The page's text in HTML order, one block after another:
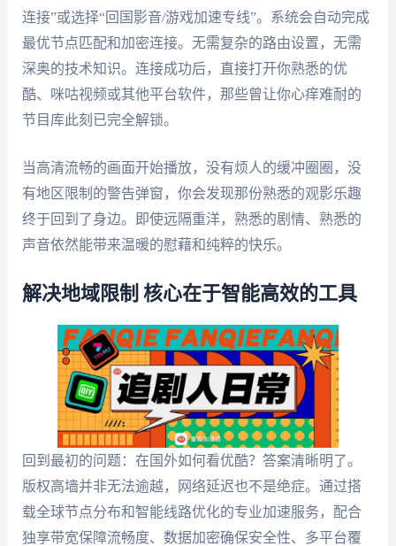
连接”或选择“回国影音/游戏加速专线”。系统会自动完成
最优节点匹配和加密连接。无需复杂的路由设置，无需
深奥的技术知识。连接成功后，直接打开你熟悉的优
酷、咪咕视频或其他平台软件，那些曾让你心痒难耐的
节目库此刻已完全解锁。
当高清流畅的画面开始播放，没有烦人的缓冲圈圈，没
有地区限制的警告弹窗，你会发现那份熟悉的观影乐趣
终于回到了身边。即使远隔重洋，熟悉的剧情、熟悉的
声音依然能带来温暖的慰藉和纯粹的快乐。
解决地域限制 核心在于智能高效的工具
回到最初的问题：在国外如何看优酷？答案清晰明了。
版权高墙并非无法逾越，网络延迟也不是绝症。通过搭
载全球节点分布和智能线路优化的专业加速服务，配合
独享带宽保障流畅度、数据加密确保安全性、多平台覆